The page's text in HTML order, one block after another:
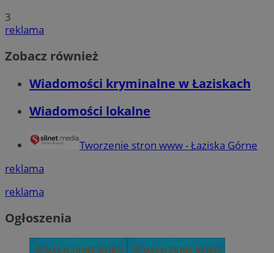
3
reklama
Zobacz również
Wiadomości kryminalne w Łaziskach
Wiadomości lokalne
Tworzenie stron www - Łaziska Górne
reklama
reklama
Ogłoszenia